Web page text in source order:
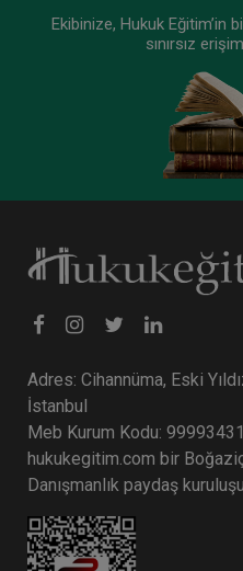
Ekibinize, Hukuk Eğitim’in
sınırsız
Adres: Cihannüma, Eski
İstanbul
Meb Kurum Kodu: 99993431
hukukegitim.com bir
Danışmanlık paydaş